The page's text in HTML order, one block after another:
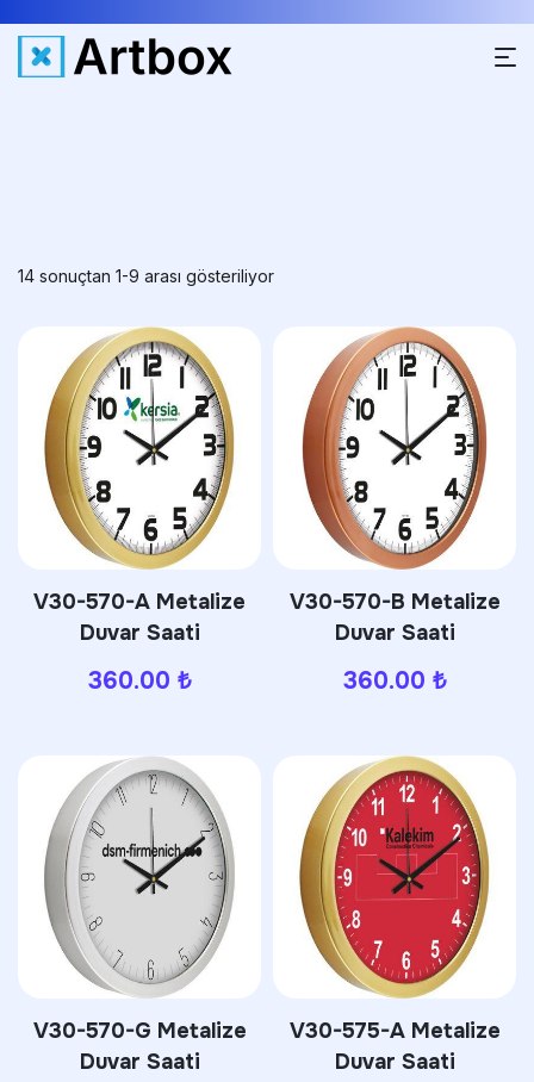
14 sonuçtan 1-9 arası gösteriliyor
V30-570-A Metalize
Duvar Saati
360.00 ₺
V30-570-B Metalize
Duvar Saati
360.00 ₺
V30-570-G Metalize
Duvar Saati
V30-575-A Metalize
Duvar Saati